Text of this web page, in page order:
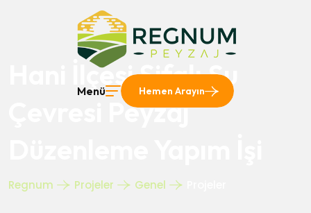
Menü Hemen Arayın
Hani İlçesi Şifalı Su
Çevresi Peyzaj
Regnum Projeler Genel